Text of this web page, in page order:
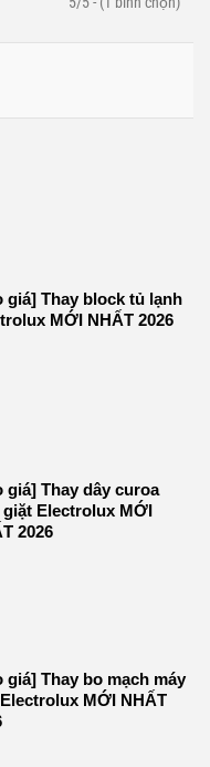
giá] Thay block tủ lạnh
MỚI NHẤT 2026
giá] Thay dây curoa
giặt Electrolux MỚI
2026
giá] Thay bo mạch máy
MỚI NHẤT